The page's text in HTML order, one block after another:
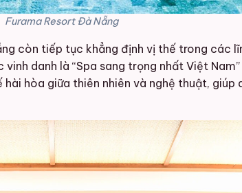
Furama Resort Đà Nẵng
còn tiếp tục khẳng định vị thế trong các
danh là “Spa sang trọng nhất Việt
hòa giữa thiên nhiên và nghệ thuật,